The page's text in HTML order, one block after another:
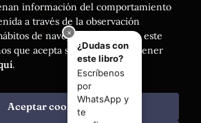
. Todos los Derechos Reservados |
información del comportamiento
a través de la observación
de navegación. Si acepta este
que acepta su uso. Puede obtener
.
Aceptar cookies